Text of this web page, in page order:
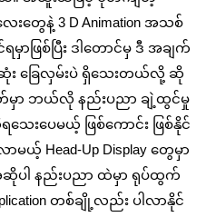
ေးတွေနဲ့ 3 D Animation အသစ်
ဖြစ်ပြီး ဒါတောင်မှ ဒီ အချက်
ခြေလှမ်းပဲ ရှိသေးတယ်လို့ ဆို
ါတ်မှာ ဘယ်လို နည်းပညာ ချဲ့ထွင်မှု
ပေမယ့် ဖြစ်ကောင်း ဖြစ်နိုင်
ယ့် Head-Up Display တွေမှာ
ဆိုပါ နည်းပညာ ထဲမှာ ရုပ်ထွက်
တစ်ချို့လည်း ပါလာနိုင်